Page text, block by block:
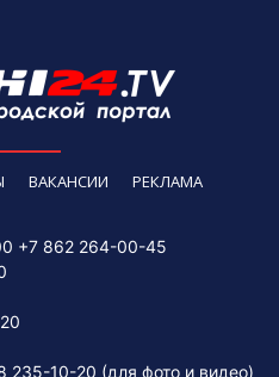
ВАКАНСИИ РЕКЛАМА
+7 862 264-00-45
235-10-20 (для фото и видео)